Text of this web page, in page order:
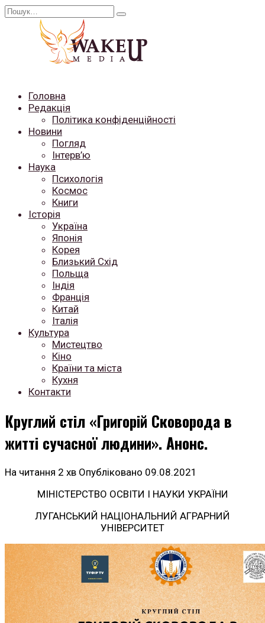
Перейти
Search
Головна
Редакція
Політика конфіденційності
Новини
Погляд
Інтерв’ю
Наука
Психологія
Космос
Книги
Історія
Україна
Японія
Корея
Близький Схід
Польща
Індія
Франція
Китай
Італія
Культура
Мистецтво
Кіно
Країни та міста
Кухня
Контакти
Круглий стіл «Григорій Сковорода в
житті сучасної людини». Анонс.
На читання 2 хв Опубліковано 09.08.2021
МІНІСТЕРСТВО ОСВІТИ І НАУКИ УКРАЇНИ
ЛУГАНСЬКИЙ НАЦІОНАЛЬНИЙ АГРАРНИЙ
УНІВЕРСИТЕТ